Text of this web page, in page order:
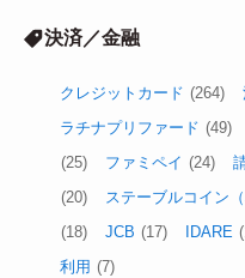
決済／金融
クレジットカード (264)
ラチナプリファード (49)
(25)
ファミペイ (24)
(20)
ステーブルコイン（
(18)
JCB (17) IDARE
利用 (7)